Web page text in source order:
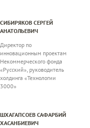
СИБИРЯКОВ СЕРГЕЙ
АНАТОЛЬЕВИЧ
Директор по
инновационным проектам
Некоммерческого фонда
«Русский», руководитель
холдинга «Технологии
3000»
ШХАГАПСОЕВ САФАРБИЙ
ХАСАНБИЕВИЧ